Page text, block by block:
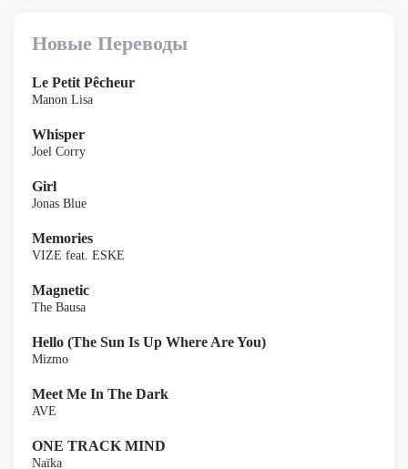
Новые Переводы
Le Petit Pêcheur
Manon Lisa
Whisper
Joel Corry
Girl
Jonas Blue
Memories
VIZE feat. ESKE
Magnetic
The Bausa
Hello (The Sun Is Up Where Are You)
Mizmo
Meet Me In The Dark
AVE
ONE TRACK MIND
Naïka